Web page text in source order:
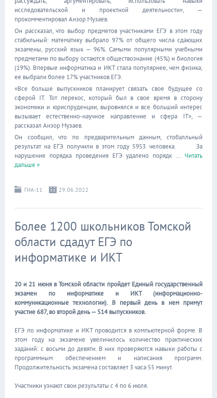
исследовательской и проектной деятельности», —
прокомментировал Анзор Музаев.
Он рассказал, что выбор предметов участниками ЕГЭ в этом году
стабильный: математику выбрало 97% от общего числа сдающих
экзамены, русский язык — 96%. Самыми популярными учебными
предметами по выбору остаются обществознание (45%) и биология
(19%). Впервые информатика и ИКТ стала популярнее, чем физика,
ее выбрали более 17% участников ЕГЭ.
«Все больше выпускников планирует связать свое будущее со
сферой IT. Тот перекос, который был в свое время в сторону
экономики и юриспруденции, выровнялся и все больший интерес
вызывает естественно-научное направление и сфера IT», —
рассказал Анзор Музаев.
Он сообщил, что по предварительным данным, стобалльный
результат на ЕГЭ получили в этом году 5953 человека. За
нарушение порядка проведения ЕГЭ удалено порядк... Читать
дальше »
ГИА-11 29.06.2022
Более 1200 школьников Томской
области сдадут ЕГЭ по
информатике и ИКТ
20 и 21 июня в Томской области пройдет Единый государственный
экзамен по информатике и ИКТ (информационно-
коммуникационные технологии). В первый день в нем примут
участие 687, во второй день — 514 выпускников.
ЕГЭ по информатике и ИКТ проводится в компьютерной форме. В
этом году на экзамене увеличилось количество практических
заданий: с восьми до девяти. В них проверяются навыки работы с
программным обеспечением и написания программ.
Продолжительность экзамена составляет 3 часа 55 минут.
Участники узнают свои результаты с 4 по 6 июля.